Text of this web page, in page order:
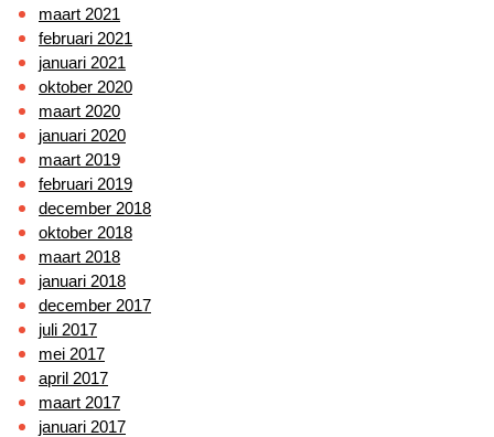
maart 2021
februari 2021
januari 2021
oktober 2020
maart 2020
januari 2020
maart 2019
februari 2019
december 2018
oktober 2018
maart 2018
januari 2018
december 2017
juli 2017
mei 2017
april 2017
maart 2017
januari 2017